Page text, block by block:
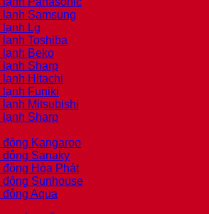
lạnh Samsung
lạnh Lg
lạnh Toshiba
lạnh Beko
lạnh Sharp
lạnh Hitachi
lạnh Funiki
lạnh Mitsubishi
lạnh Sharp
đông Kangaroo
đông Sanaky
đông Hòa Phát
đông Sunhouse
đông Aqua